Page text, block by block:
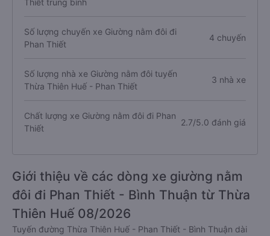
Số lượng chuyến xe Giường nằm đôi đi
Phan Thiết
4 chuyến
Số lượng nhà xe Giường nằm đôi tuyến
Thừa Thiên Huế - Phan Thiết
3 nhà xe
Chất lượng xe Giường nằm đôi đi Phan
Thiết
2.7/5.0 đánh giá
Giới thiệu về các dòng xe giường nằm
đôi đi Phan Thiết - Bình Thuận từ Thừa
Thiên Huế 08/2026
Tuyến đường Thừa Thiên Huế - Phan Thiết - Bình Thuận dài